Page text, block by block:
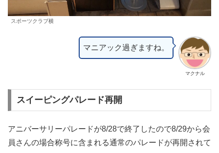
スポーツクラブ横
マクナル
マニアック過ぎますね。
スイーピングパレード再開
アニバーサリーパレードが8/28で終了したので8/29から会
員さんの場合称号に含まれる通常のパレードが再開されて